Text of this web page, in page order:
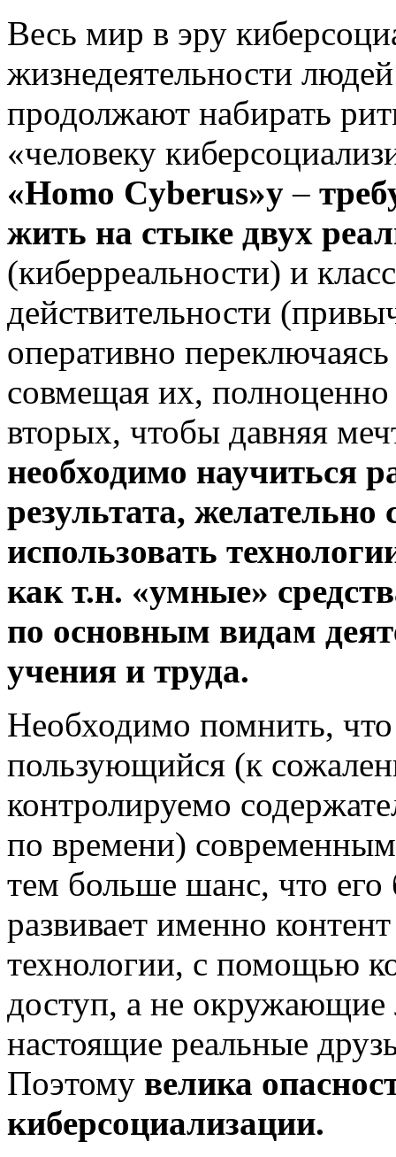
Весь мир в эру
жизнедеятельности
продолжают набирать
«человеку
«Homo Cyberus»у –
жить на стыке двух
(киберреальности) и
действительности
оперативно
совмещая их,
вторых, чтобы давняя
необходимо научиться
результата, желательно
использовать
как т.н. «умные»
по основным видам
учения и труда.
Необходимо помнить,
пользующийся (к
контролируемо
по времени)
тем больше шанс, что
развивает именно
технологии, с помощью
доступ, а не окружающие
настоящие реальные
Поэтому велика
киберсоциализации.